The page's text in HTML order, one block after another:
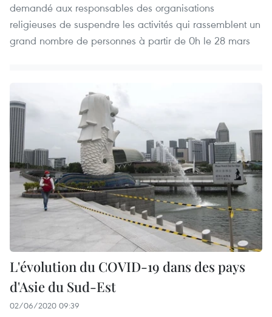
demandé aux responsables des organisations
religieuses de suspendre les activités qui rassemblent un
grand nombre de personnes à partir de 0h le 28 mars
L'évolution du COVID-19 dans des pays
d'Asie du Sud-Est
02/06/2020 09:39